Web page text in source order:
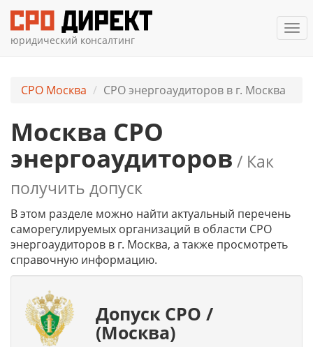
юридический консалтинг
СРО Москва СРО энергоаудиторов в г. Москва
Москва СРО
энергоаудиторов / Как
получить допуск
В этом разделе можно найти актуальный перечень
саморегулируемых организаций в области СРО
энергоаудиторов в г. Москва, а также просмотреть
справочную информацию.
Допуск СРО /
(Москва)